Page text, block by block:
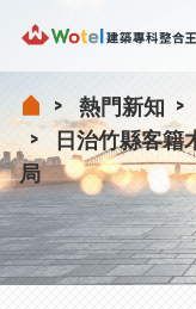
熱門新知
日治竹縣客籍
局